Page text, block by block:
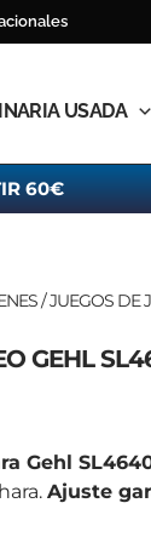
USADA
60€
/JUEGOS DE
GEHL
Gehl
Ajuste